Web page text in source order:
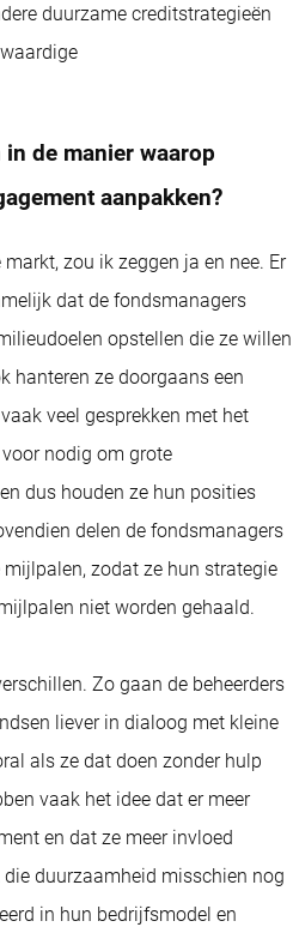
duurzame creditstrategieën
de manier waarop
aanpakken?
zou ik zeggen ja en nee. Er
dat de fondsmanagers
opstellen die ze willen
hanteren ze doorgaans een
veel gesprekken met het
nodig om grote
dus houden ze hun posities
delen de fondsmanagers
zodat ze hun strategie
niet worden gehaald.
Zo gaan de beheerders
liever in dialoog met kleine
als ze dat doen zonder hulp
vaak het idee dat er meer
en dat ze meer invloed
duurzaamheid misschien nog
in hun bedrijfsmodel en